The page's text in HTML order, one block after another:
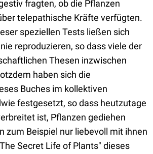
fragten, ob die Pflanzen
telepathische Kräfte verfügten.
speziellen Tests ließen sich
reproduzieren, so dass viele der
Thesen inzwischen
haben sich die
Buches im kollektiven
festgesetzt, so dass heutzutage
ist, Pflanzen gediehen
zum Beispiel nur liebevoll mit ihnen
Secret Life of Plants" dieses